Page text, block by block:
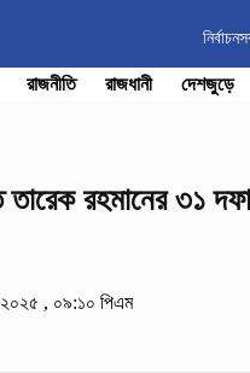
নির্বাচন
রাজনীতি রাজধানী দেশজুড়ে
রহমানের ৩১
২০২৫ , ০৯:১০ পিএম